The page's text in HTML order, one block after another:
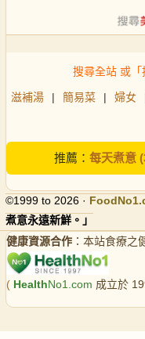
搜尋全站 或
滋補湯 | 簡易菜 | 婦女
推薦： 每天煮意
©1999 to 2026 · FoodNo1
煮意永遠新鮮。」
健康資源合作 ：本站食療之
( HealthNo1.com 成立於